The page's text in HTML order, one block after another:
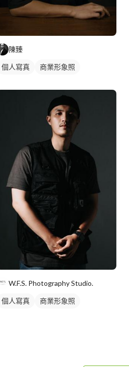
陳臻
個人寫真 商業形象照
W.F.S. Photography Studio.
個人寫真 商業形象照